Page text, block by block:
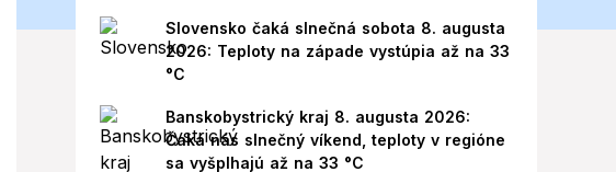
Slovensko čaká slnečná sobota 8. augusta
2026: Teploty na západe vystúpia až na 33
°C
Banskobystrický kraj 8. augusta 2026:
Čaká nás slnečný víkend, teploty v regióne
sa vyšplhajú až na 33 °C